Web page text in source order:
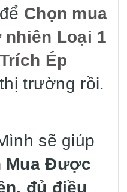
Chọn mua
Loại 1
Ép
trường rồi.
sẽ giúp
Mua Được
đủ điều